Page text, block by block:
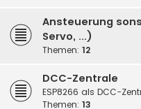
Ansteuerung
Servo, ...)
Themen: 12
DCC-Zentrale
ESP8266 als DCC-
Themen: 13